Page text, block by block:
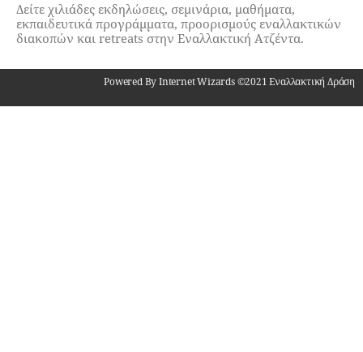
Δείτε χιλιάδες εκδηλώσεις, σεμινάρια, μαθήματα,
εκπαιδευτικά προγράμματα, προορισμούς εναλλακτικών
διακοπών και retreats στην Εναλλακτική Ατζέντα.
Powered By Internet Wizards ©2021 Εναλλακτική Δράση